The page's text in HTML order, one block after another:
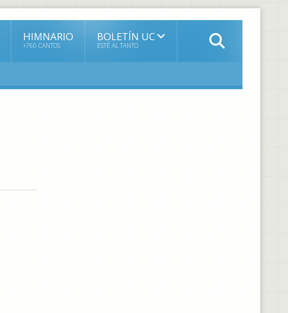
HIMNARIO
+760 CANTOS
BOLETÍN UC
ESTÉ AL TANTO